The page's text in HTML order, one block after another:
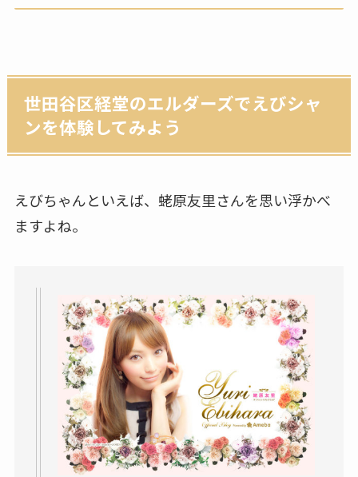
世田谷区経堂のエルダーズでえびシャ
ンを体験してみよう
えびちゃんといえば、蛯原友里さんを思い浮かべ
ますよね。